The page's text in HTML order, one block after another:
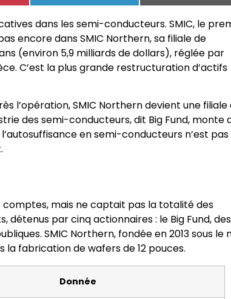
dans les semi-conducteurs. SMIC, le
encore dans SMIC Northern, sa filiale de
(environ 5,9 milliards de dollars), réglée par
C’est la plus grande restructuration d’actifs
l’opération, SMIC Northern devient une filiale
des semi-conducteurs, dit Big Fund, monte
en semi-conducteurs n’est pas
comptes, mais ne captait pas la totalité des
par cinq actionnaires : le Big Fund, des
SMIC Northern, fondée en 2013 sous le
fabrication de wafers de 12 pouces.
Donnée